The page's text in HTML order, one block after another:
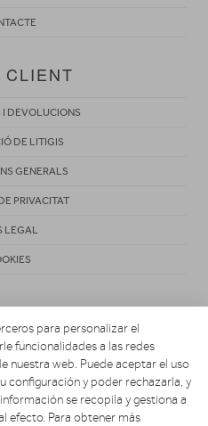
CLIENT
I DEVOLUCIONS
DE LITIGIS
GENERALS
PRIVACITAT
LEGAL
ESTANYOL
para personalizar el
funcionalidades a las redes
nuestra web. Puede aceptar el uso
configuración y poder rechazarla, y
se recopila y gestiona a
efecto. Para obtener más